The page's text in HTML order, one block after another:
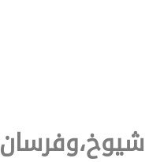
شيوخ،وفرسان